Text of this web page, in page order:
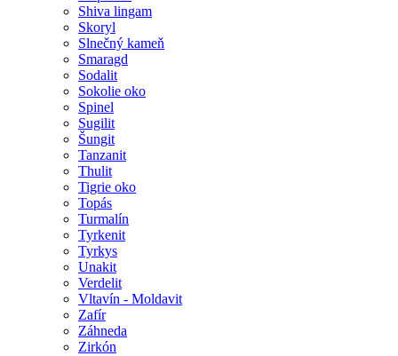
Shiva lingam
Skoryl
Slnečný kameň
Smaragd
Sodalit
Sokolie oko
Spinel
Sugilit
Šungit
Tanzanit
Thulit
Tigrie oko
Topás
Turmalín
Tyrkenit
Tyrkys
Unakit
Verdelit
Vltavín - Moldavit
Zafír
Záhneda
Zirkón